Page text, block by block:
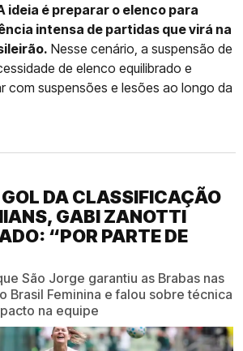
ideia é preparar o elenco para
intensa de partidas que virá na
Nesse cenário, a suspensão de
de elenco equilibrado e
com suspensões e lesões ao longo da
DA CLASSIFICAÇÃO
GABI ZANOTTI
“POR PARTE DE
São Jorge garantiu as Brabas nas
Brasil Feminina e falou sobre técnica
na equipe